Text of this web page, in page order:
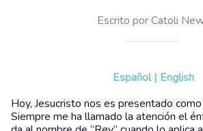
Escrito por Catoli
Español | English
Hoy, Jesucristo nos es presentado
Siempre me ha llamado la atención el